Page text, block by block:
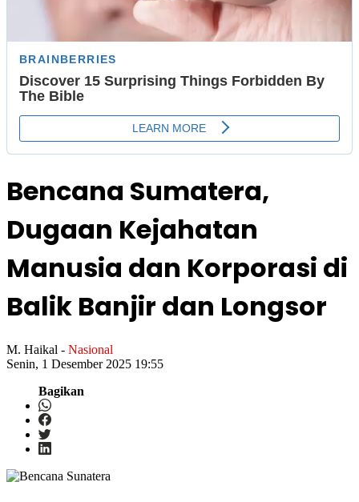
Bencana Sumatera,
Dugaan Kejahatan
Manusia dan Korporasi di
Balik Banjir dan Longsor
M. Haikal - Nasional
Senin, 1 Desember 2025 19:55
Bagikan